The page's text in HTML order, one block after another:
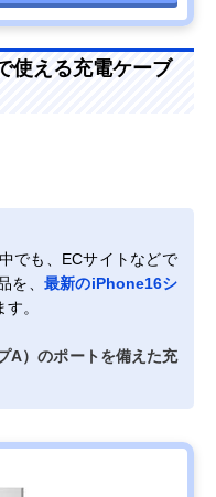
使える充電ケーブ
でも、ECサイトなどで
を、 最新のiPhone16シ
。
A）のポートを備えた充